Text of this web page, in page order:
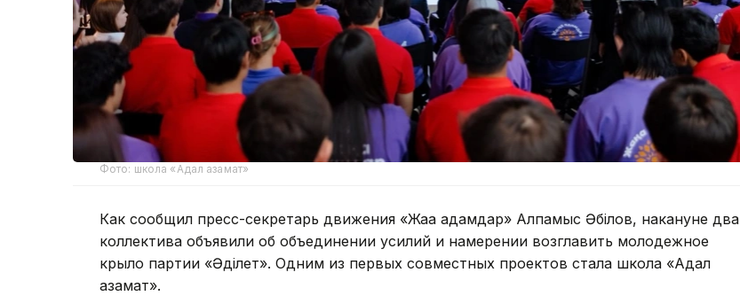
Фото: школа «Адал азамат»
Как сообщил пресс-секретарь движения «Жаңа адамдар» Алпамыс Әбілов, накануне два
коллектива объявили об объединении усилий и намерении возглавить молодежное
крыло партии «Әділет». Одним из первых совместных проектов стала школа «Адал
азамат».